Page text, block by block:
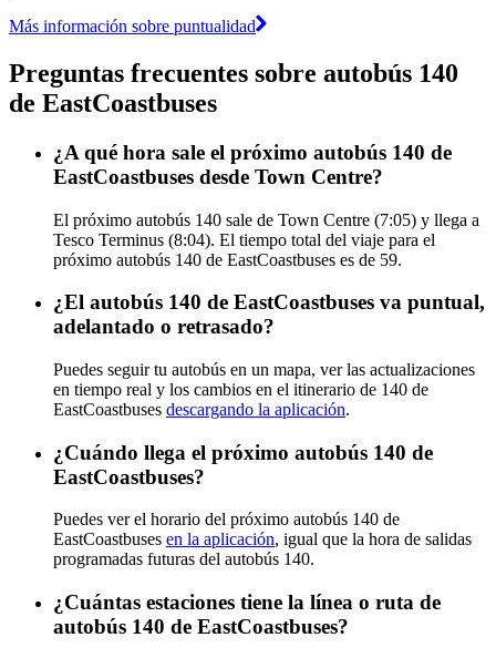
Más información sobre puntualidad
Preguntas frecuentes sobre autobús 140
de EastCoastbuses
¿A qué hora sale el próximo autobús 140 de
EastCoastbuses desde Town Centre?
El próximo autobús 140 sale de Town Centre (7:05) y llega a
Tesco Terminus (8:04). El tiempo total del viaje para el
próximo autobús 140 de EastCoastbuses es de 59.
¿El autobús 140 de EastCoastbuses va puntual,
adelantado o retrasado?
Puedes seguir tu autobús en un mapa, ver las actualizaciones
en tiempo real y los cambios en el itinerario de 140 de
EastCoastbuses descargando la aplicación.
¿Cuándo llega el próximo autobús 140 de
EastCoastbuses?
Puedes ver el horario del próximo autobús 140 de
EastCoastbuses en la aplicación, igual que la hora de salidas
programadas futuras del autobús 140.
¿Cuántas estaciones tiene la línea o ruta de
autobús 140 de EastCoastbuses?